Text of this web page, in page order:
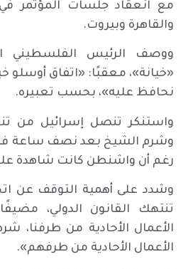
مع انعقاد جلسات المؤتمر
والقاهرة وبيروت.
ووصف الرئيس الفلسطيني
«خيانة»، معقبًا: «اتفاق أوسلو
نحافظ عليه»، بحسب تعبيره.
واستنكر تنصل إسرائيل من
وشرم الشيخ بعد نصف ساعة
رغم أن واشنطن كانت شاهدة
وشدد على أهمية التوقف عن
تنتهك القانون الدولي،
الأعمال الأحادية من طرفنا،
الأعمال الأحادية من طرفهم».